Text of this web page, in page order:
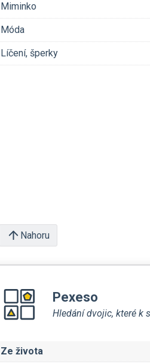
Miminko
Móda
Líčení, šperky
Nahoru
Pexeso
Hledání dvojic, které k
Ze života